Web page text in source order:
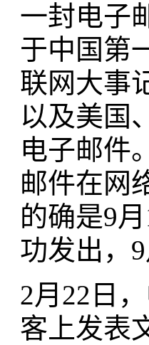
一封电子
于中国第
联网大事
以及美国
电子邮件
邮件在网
的确是9
功发出，
2月22日
客上发表